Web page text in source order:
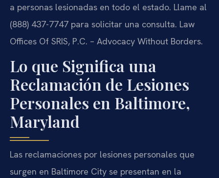
a personas lesionadas en todo el estado. Llame al
(888) 437-7747 para solicitar una consulta. Law
Offices Of SRIS, P.C. – Advocacy Without Borders.
Lo que Significa una
Reclamación de Lesiones
Personales en Baltimore,
Maryland
Las reclamaciones por lesiones personales que
surgen en Baltimore City se presentan en la